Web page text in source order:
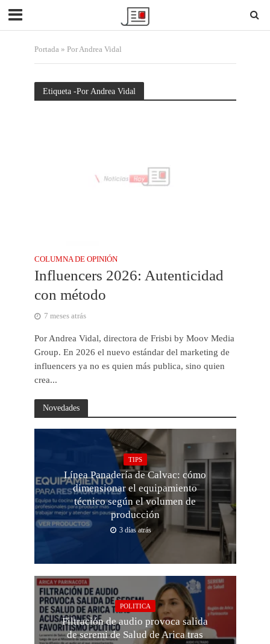
Portada» Por Andrea Vidal
Etiqueta -Por Andrea Vidal
COLUMNA DE OPINIÓN
Influencers 2026: Autenticidad
con método
7 meses atrás
Por Andrea Vidal, directora de Frisbi by Moov Media
Group. En 2026 el nuevo estándar del marketing de
influencers ya no es quien más publica, sino quien
crea...
Novedades
TIPS
Línea Panadería de Calvac: cómo
dimensionar el equipamiento
técnico según el volumen de
producción
3 días atrás
POLITICA
Filtración de audio provoca salida
de seremi de Salud de Arica tras